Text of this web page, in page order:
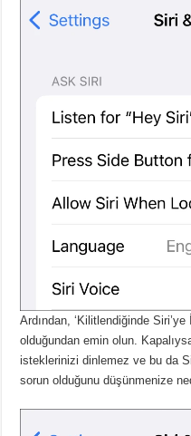
Ardından, ‘Kilitlendiğinde
olduğundan emin olun.
isteklerinizi dinlemez ve bu da
sorun olduğunu düşünmenize